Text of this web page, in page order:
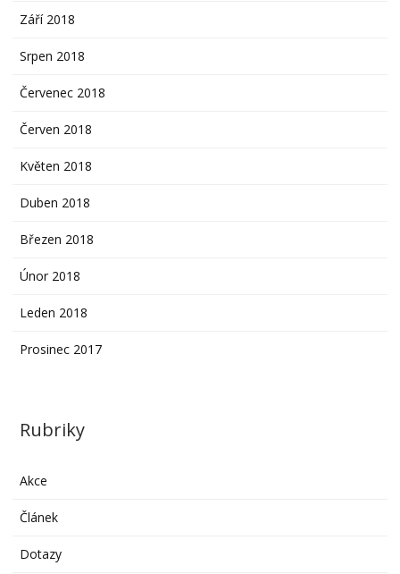
Září 2018
Srpen 2018
Červenec 2018
Červen 2018
Květen 2018
Duben 2018
Březen 2018
Únor 2018
Leden 2018
Prosinec 2017
Rubriky
Akce
Článek
Dotazy